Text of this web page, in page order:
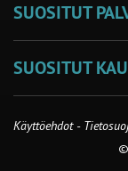
SUOSITUT
SUOSITUT
Käyttöehdot -